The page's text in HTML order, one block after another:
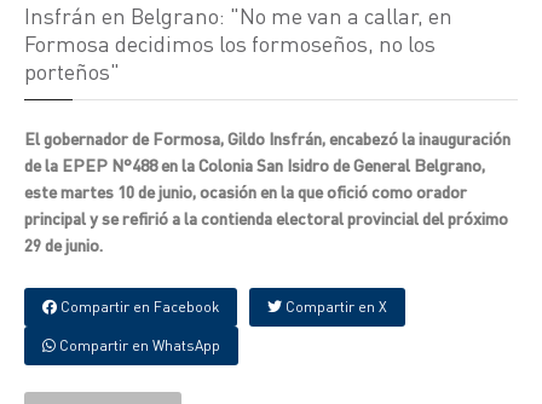
Insfrán en Belgrano: "No me van a callar, en
Formosa decidimos los formoseños, no los
porteños"
El gobernador de Formosa, Gildo Insfrán, encabezó la inauguración
de la EPEP N°488 en la Colonia San Isidro de General Belgrano,
este martes 10 de junio, ocasión en la que ofició como orador
principal y se refirió a la contienda electoral provincial del próximo
29 de junio.
Compartir en Facebook Compartir en X
Compartir en WhatsApp